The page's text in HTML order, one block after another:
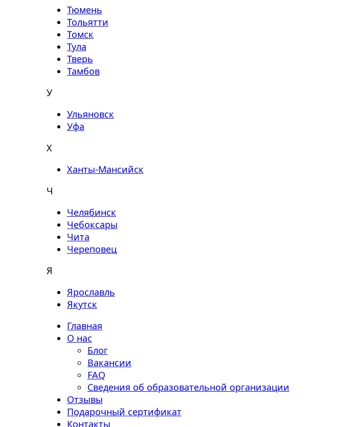
Тюмень
Тольятти
Томск
Тула
Тверь
Тамбов
У
Ульяновск
Уфа
Х
Ханты-Мансийск
Ч
Челябинск
Чебоксары
Чита
Череповец
Я
Ярославль
Якутск
Главная
О нас
Блог
Вакансии
FAQ
Сведения об образовательной организации
Отзывы
Подарочный сертификат
Контакты